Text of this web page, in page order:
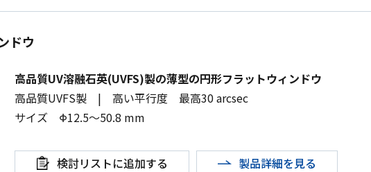
ドウ
高品質UV溶融石英(UVFS)製の薄型の円形フラットウィンドウ
高品質UVFS製 | 高い平行度 最高30 arcsec
サイズ Φ12.5～50.8 mm
検討リストに追加する 製品詳細を見る